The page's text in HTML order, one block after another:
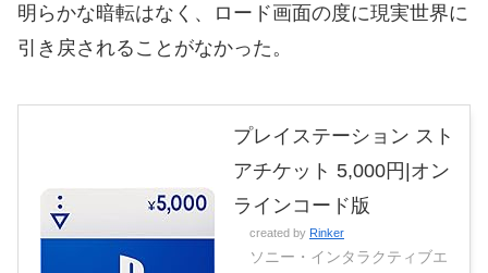
明らかな暗転はなく、ロード画面の度に現実世界に
引き戻されることがなかった。
プレイステーション スト
アチケット 5,000円|オン
ラインコード版
created by Rinker
ソニー・インタラクティブエ